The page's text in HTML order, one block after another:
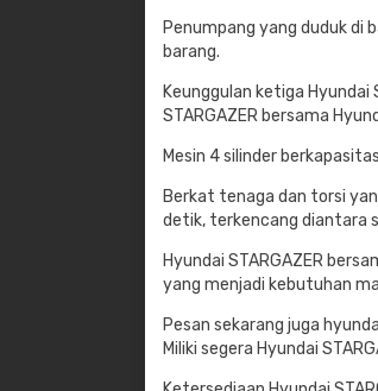
Penumpang yang duduk di
barang.
Keunggulan ketiga
STARGAZER bersama
Mesin 4 silinder
Berkat tenaga dan torsi
detik, terkencang diantara
Hyundai STARGAZER
yang menjadi kebutuhan
Pesan sekarang juga
Miliki segera Hyundai